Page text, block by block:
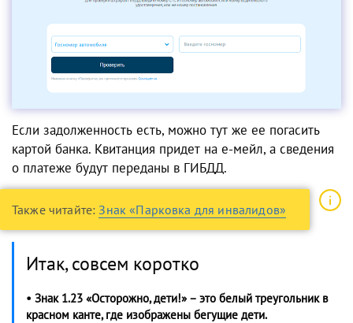
Если задолженность есть, можно тут же ее погасить
картой банка. Квитанция придет на е-мейл, а сведения
о платеже будут переданы в ГИБДД.
Также читайте:Знак «Парковка для инвалидов»
Итак, совсем коротко
• Знак 1.23 «Осторожно, дети!» – это белый треугольник в
красном канте, где изображены бегущие дети.